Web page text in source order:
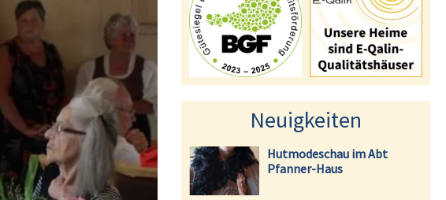
Neuigkeiten
Hutmodeschau im Abt
Pfanner-Haus